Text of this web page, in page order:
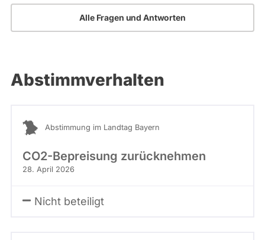
Alle Fragen und Antworten
Abstimmverhalten
Abstimmung im Landtag Bayern
CO2-Bepreisung zurücknehmen
28. April 2026
Nicht beteiligt